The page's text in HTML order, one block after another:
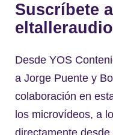
Suscríbete a
Desde YOS
a Jorge Puente y
colaboración en
los microvídeos, a
directamente